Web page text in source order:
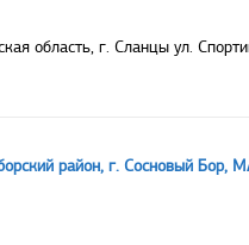
область, г. Сланцы ул.
район, г. Сосновый Бор,